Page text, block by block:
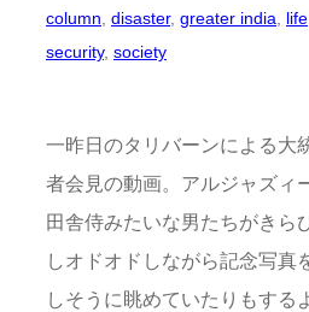
column disaster, greater india life
security, society
一昨日のタリバーンによる大
者会見の動画。アルジャズィ
田舎侍みたいな男たちがきら
しオドオドしながら記念写真
しそうに眺めていたりもする